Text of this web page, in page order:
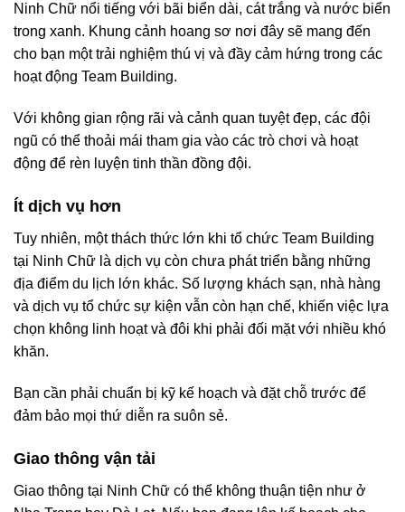
Ninh Chữ nổi tiếng với bãi biển dài, cát trắng và nước biển
trong xanh. Khung cảnh hoang sơ nơi đây sẽ mang đến
cho bạn một trải nghiệm thú vị và đầy cảm hứng trong các
hoạt động Team Building.
Với không gian rộng rãi và cảnh quan tuyệt đẹp, các đội
ngũ có thể thoải mái tham gia vào các trò chơi và hoạt
động để rèn luyện tinh thần đồng đội.
Ít dịch vụ hơn
Tuy nhiên, một thách thức lớn khi tổ chức Team Building
tại Ninh Chữ là dịch vụ còn chưa phát triển bằng những
địa điểm du lịch lớn khác. Số lượng khách sạn, nhà hàng
và dịch vụ tổ chức sự kiện vẫn còn hạn chế, khiến việc lựa
chọn không linh hoạt và đôi khi phải đối mặt với nhiều khó
khăn.
Bạn cần phải chuẩn bị kỹ kế hoạch và đặt chỗ trước để
đảm bảo mọi thứ diễn ra suôn sẻ.
Giao thông vận tải
Giao thông tại Ninh Chữ có thể không thuận tiện như ở